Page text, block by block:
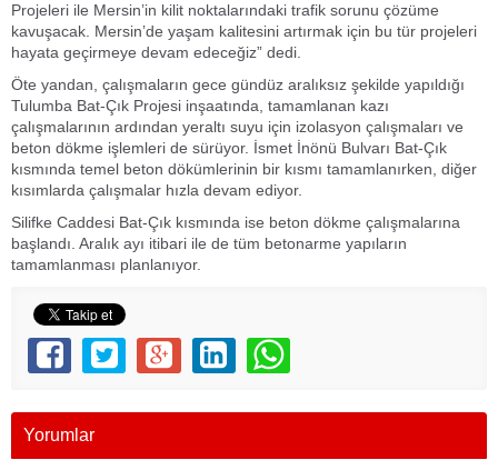
Projeleri ile Mersin’in kilit noktalarındaki trafik sorunu çözüme
kavuşacak. Mersin’de yaşam kalitesini artırmak için bu tür projeleri
hayata geçirmeye devam edeceğiz” dedi.
Öte yandan, çalışmaların gece gündüz aralıksız şekilde yapıldığı
Tulumba Bat-Çık Projesi inşaatında, tamamlanan kazı
çalışmalarının ardından yeraltı suyu için izolasyon çalışmaları ve
beton dökme işlemleri de sürüyor. İsmet İnönü Bulvarı Bat-Çık
kısmında temel beton dökümlerinin bir kısmı tamamlanırken, diğer
kısımlarda çalışmalar hızla devam ediyor.
Silifke Caddesi Bat-Çık kısmında ise beton dökme çalışmalarına
başlandı. Aralık ayı itibari ile de tüm betonarme yapıların
tamamlanması planlanıyor.
Yorumlar